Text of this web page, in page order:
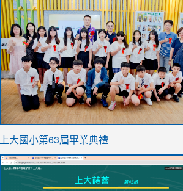
link
https://sites.google.com/stes.tyc.edu.tw/
上大國小第63屆畢業典禮
link